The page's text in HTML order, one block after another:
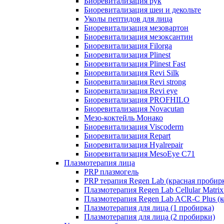
Биоревитализация шеи и декольте
Уколы пептидов для лица
Биоревитализация мезовартон
Биоревитализация мезоксантин
Биоревитализация Filorga
Биоревитализация Plinest
Биоревитализация Plinest Fast
Биоревитализация Revi Silk
Биоревитализация Revi strong
Биоревитализация Revi eye
Биоревитализация PROFHILO
Биоревитализация Novacutan
Мезо-коктейль Монако
Биоревитализация Viscoderm
Биоревитализация Repart
Биоревитализация Hyalrepair
Биоревитализация MesoEye C71
Плазмотерапия лица
PRP плазмогель
PRP терапия Regen Lab (красная
Плазмотерапия Regen Lab Cellular
Плазмотерапия Regen Lab ACR-C Plus
Плазмотерапия для лица (1 пробирка)
Плазмотерапия для лица (2 пробирки)